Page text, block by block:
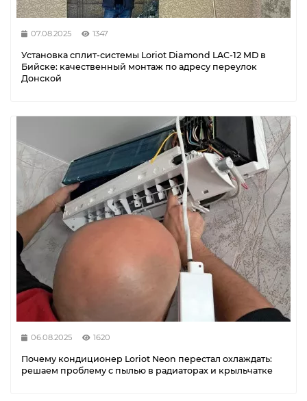
07.08.2025 1347
Установка сплит-системы Loriot Diamond LAC-12 MD в
Бийске: качественный монтаж по адресу переулок
Донской
06.08.2025 1620
Почему кондиционер Loriot Neon перестал охлаждать:
решаем проблему с пылью в радиаторах и крыльчатке